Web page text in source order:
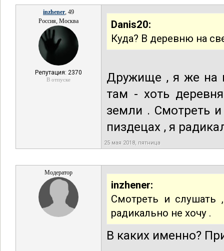
inzhener, 49
Россия, Москва
Репутация: 2370
В отпуске
Danis20:
Куда? В деревню на
Дружище , я же на
там - хоть
земли . Смотреть и
пиздецах , я
25 мая 2018, пятница
Модератор
inzhener:
Смотреть и слушать
радикально не хочу .
В каких именно?